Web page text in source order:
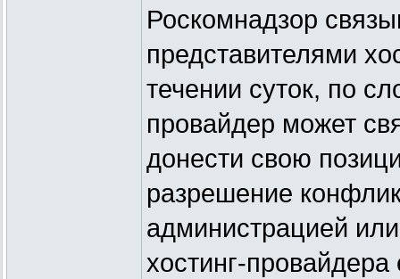
Роскомнадзор
представителями
течении суток, по
провайдер может
донести свою
разрешение
администрацией
хостинг-